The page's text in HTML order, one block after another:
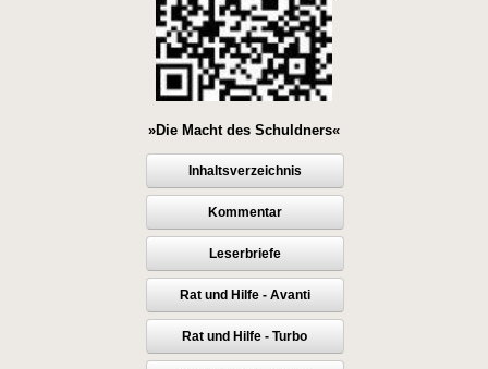
»Die Macht des Schuldners«
Inhaltsverzeichnis
Kommentar
Leserbriefe
Rat und Hilfe - Avanti
Rat und Hilfe - Turbo